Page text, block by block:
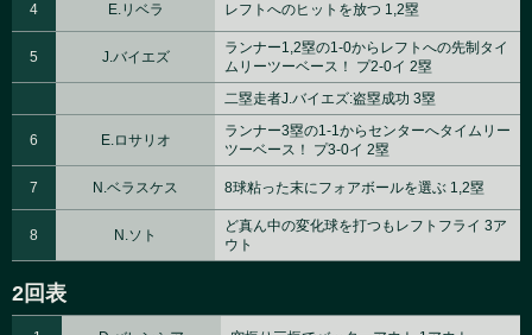
4 E.リベラ レフトへのヒットを放つ 1,2塁
5 J.バイエズ
ランナー1,2塁の1-0からレフトへの先制タイ
ムリーツーベース！ プ2-0イ 2塁
二塁走者J.バイエズ:盗塁成功 3塁
6 E.ロサリオ
ランナー3塁の1-1からセンターへタイムリー
ツーベース！ プ3-0イ 2塁
7 N.ベラスケス 8球粘った末にフォアボールを選ぶ 1,2塁
8 N.ソト
ど真ん中の変化球を打つもレフトフライ 3ア
ウト
2回表